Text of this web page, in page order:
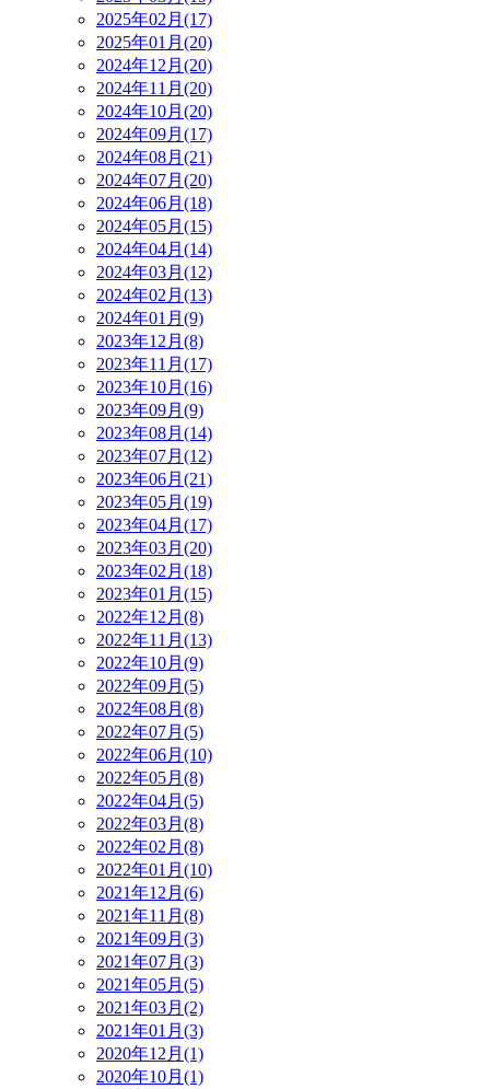
2025年02月(17)
2025年01月(20)
2024年12月(20)
2024年11月(20)
2024年10月(20)
2024年09月(17)
2024年08月(21)
2024年07月(20)
2024年06月(18)
2024年05月(15)
2024年04月(14)
2024年03月(12)
2024年02月(13)
2024年01月(9)
2023年12月(8)
2023年11月(17)
2023年10月(16)
2023年09月(9)
2023年08月(14)
2023年07月(12)
2023年06月(21)
2023年05月(19)
2023年04月(17)
2023年03月(20)
2023年02月(18)
2023年01月(15)
2022年12月(8)
2022年11月(13)
2022年10月(9)
2022年09月(5)
2022年08月(8)
2022年07月(5)
2022年06月(10)
2022年05月(8)
2022年04月(5)
2022年03月(8)
2022年02月(8)
2022年01月(10)
2021年12月(6)
2021年11月(8)
2021年09月(3)
2021年07月(3)
2021年05月(5)
2021年03月(2)
2021年01月(3)
2020年12月(1)
2020年10月(1)